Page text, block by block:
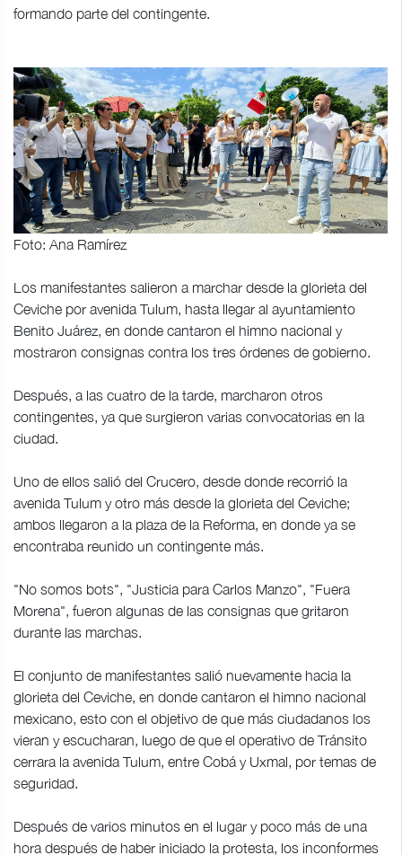
formando parte del contingente.
Foto: Ana Ramírez
Los manifestantes salieron a marchar desde la glorieta del
Ceviche por avenida Tulum, hasta llegar al ayuntamiento
Benito Juárez, en donde cantaron el himno nacional y
mostraron consignas contra los tres órdenes de gobierno.
Después, a las cuatro de la tarde, marcharon otros
contingentes, ya que surgieron varias convocatorias en la
ciudad.
Uno de ellos salió del Crucero, desde donde recorrió la
avenida Tulum y otro más desde la glorieta del Ceviche;
ambos llegaron a la plaza de la Reforma, en donde ya se
encontraba reunido un contingente más.
"No somos bots", "Justicia para Carlos Manzo", "Fuera
Morena", fueron algunas de las consignas que gritaron
durante las marchas.
El conjunto de manifestantes salió nuevamente hacia la
glorieta del Ceviche, en donde cantaron el himno nacional
mexicano, esto con el objetivo de que más ciudadanos los
vieran y escucharan, luego de que el operativo de Tránsito
cerrara la avenida Tulum, entre Cobá y Uxmal, por temas de
seguridad.
Después de varios minutos en el lugar y poco más de una
hora después de haber iniciado la protesta, los inconformes